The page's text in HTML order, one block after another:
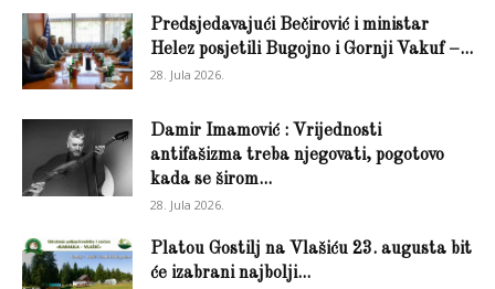
Predsjedavajući Bečirović i ministar
Helez posjetili Bugojno i Gornji Vakuf –...
28. Jula 2026.
Damir Imamović : Vrijednosti
antifašizma treba njegovati, pogotovo
kada se širom...
28. Jula 2026.
Platou Gostilj na Vlašiću 23. augusta bit
će izabrani najbolji...